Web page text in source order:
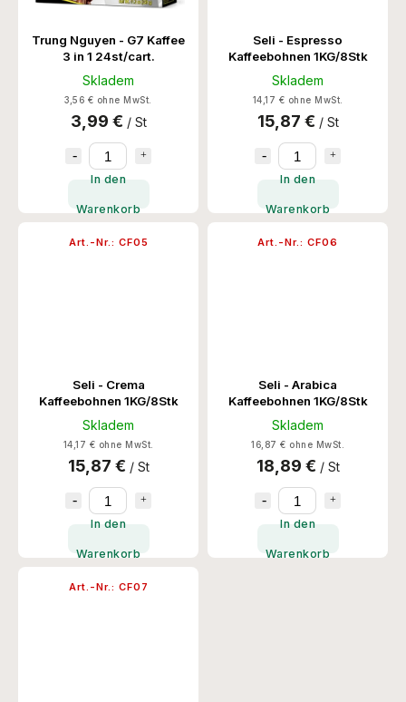
Trung Nguyen - G7 Kaffee
3 in 1 24st/cart.
Skladem
3,56 € ohne MwSt.
3,99 € / St
In den
Warenkorb
Seli - Espresso
Kaffeebohnen 1KG/8Stk
Skladem
14,17 € ohne MwSt.
15,87 € / St
In den
Warenkorb
Seli - Crema
Kaffeebohnen 1KG/8Stk
Skladem
14,17 € ohne MwSt.
15,87 € / St
In den
Warenkorb
Art.-Nr.: CF05
Seli - Arabica
Kaffeebohnen 1KG/8Stk
Skladem
16,87 € ohne MwSt.
18,89 € / St
In den
Warenkorb
Art.-Nr.: CF06
Art.-Nr.: CF07